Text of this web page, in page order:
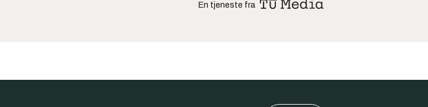
En tjeneste fra